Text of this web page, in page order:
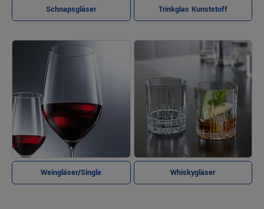
Schnapsgläser Trinkglas Kunststoff
Weingläser/Single Whiskygläser